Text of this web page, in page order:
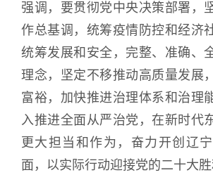
强调，要贯彻党中央决策部署，
作总基调，统筹疫情防控和经济
统筹发展和安全，完整、准确、
理念，坚定不移推动高质量发展
富裕，加快推进治理体系和治理
入推进全面从严治党，在新时代
更大担当和作为，奋力开创辽
面，以实际行动迎接党的二十大胜